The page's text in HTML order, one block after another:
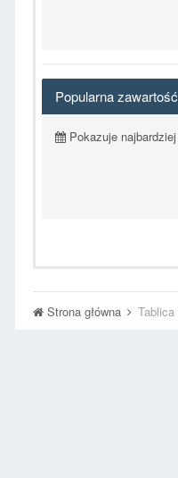
Popularna zawartość
Pokazuje
Strona główna Tablica